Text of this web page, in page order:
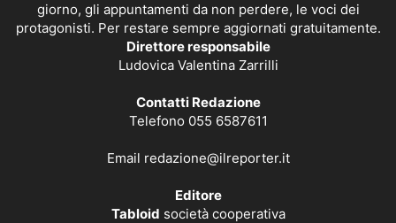
giorno, gli appuntamenti da non perdere, le voci dei
protagonisti. Per restare sempre aggiornati gratuitamente.
Direttore responsabile
Ludovica Valentina Zarrilli
Contatti Redazione
Telefono 055 6587611
Email redazione@ilreporter.it
Editore
Tabloid società cooperativa